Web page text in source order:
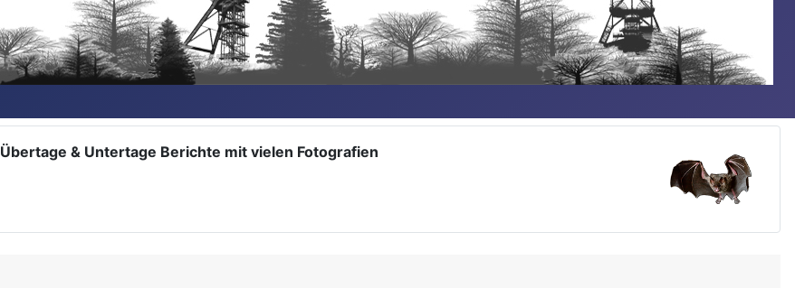
Übertage & Untertage Berichte mit vielen Fotografien